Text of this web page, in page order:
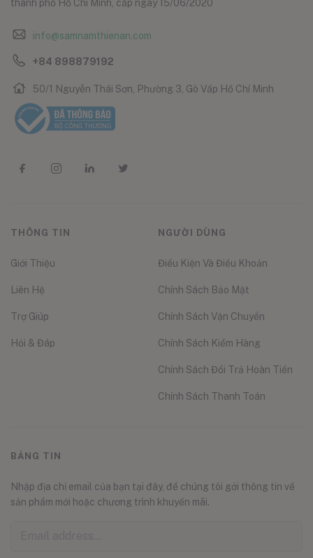
thành phố Hồ Chí Minh, cấp ngày 15/06/2020
info@samnamthienan.com
+84 898879192
50/1 Nguyễn Thái Sơn, Phường 3, Gò Vấp Hồ Chí Minh
THÔNG TIN
Giới Thiệu
Liên Hệ
Trợ Giúp
Hỏi & Đáp
NGƯỜI DÙNG
Điều Kiện Và Điều Khoản
Chính Sách Bảo Mật
Chính Sách Vận Chuyển
Chính Sách Kiểm Hàng
Chính Sách Đổi Trả Hoàn Tiền
Chính Sách Thanh Toán
BẢNG TIN
Nhập địa chỉ email của bạn tại đây, để chúng tôi gởi thông tin về
sản phẩm mới hoặc chương trình khuyến mãi.